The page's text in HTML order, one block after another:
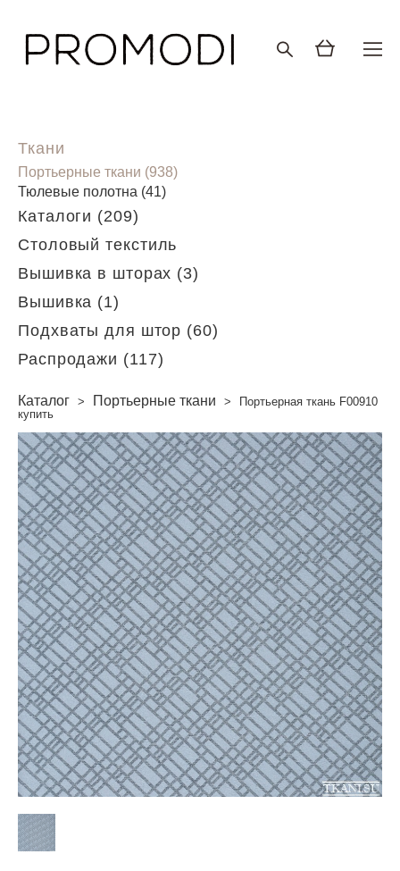
Ткани
Портьерные ткани (938)
Тюлевые полотна (41)
Каталоги (209)
Столовый текстиль
Вышивка в шторах (3)
Вышивка (1)
Подхваты для штор (60)
Распродажи (117)
Каталог > Портьерные ткани >
Портьерная ткань F00910
купить